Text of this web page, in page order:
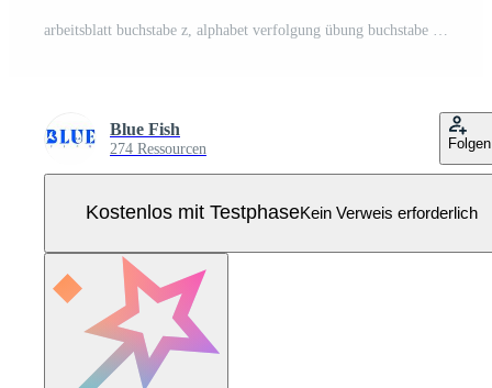
Blue Fish
274 Ressourcen Folgen
Kostenlos mit TestphaseKein Verweis erforderlich